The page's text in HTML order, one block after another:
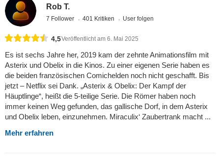
Rob T.
7 Follower 401 Kritiken User folgen
4,5Veröffentlicht am 6. Mai 2025
Es ist sechs Jahre her, 2019 kam der zehnte Animationsfilm mit
Asterix und Obelix in die Kinos. Zu einer eigenen Serie haben es
die beiden französischen Comichelden noch nicht geschafft. Bis
jetzt – Netflix sei Dank. „Asterix & Obelix: Der Kampf der
Häuptlinge“, heißt die 5-teilige Serie. Die Römer haben noch
immer keinen Weg gefunden, das gallische Dorf, in dem Asterix
und Obelix leben, einzunehmen. Miraculix‘ Zaubertrank macht ...
Mehr erfahren